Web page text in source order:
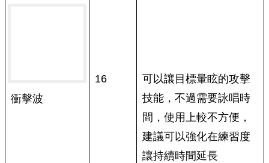
衝擊波
16
可以讓目標暈眩的攻擊
技能，不過需要詠唱時
間，使用上較不方便，
建議可以強化在練習度
讓持續時間延長